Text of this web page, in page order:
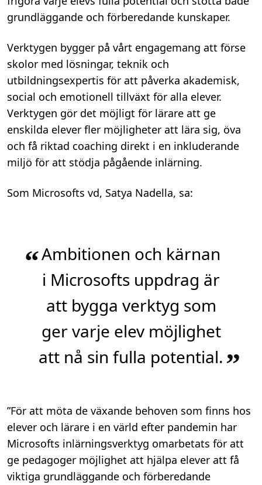
grundläggande och förberedande kunskaper.
Verktygen bygger på vårt engagemang att förse
skolor med lösningar, teknik och
utbildningsexpertis för att påverka akademisk,
social och emotionell tillväxt för alla elever.
Verktygen gör det möjligt för lärare att ge
enskilda elever fler möjligheter att lära sig, öva
och få riktad coaching direkt i en inkluderande
miljö för att stödja pågående inlärning.
Som Microsofts vd, Satya Nadella, sa:
“Ambitionen och kärnan
i Microsofts uppdrag är
att bygga verktyg som
ger varje elev möjlighet
att nå sin fulla potential.”
”För att möta de växande behoven som finns hos
elever och lärare i en värld efter pandemin har
Microsofts inlärningsverktyg omarbetats för att
ge pedagoger möjlighet att hjälpa elever att få
viktiga grundläggande och förberedande